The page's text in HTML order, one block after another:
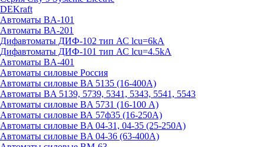
DEKraft
Автоматы BA-101
Автоматы ВА-201
Дифавтоматы ДИФ-102 тип АС lcu=6kA
Дифавтоматы ДИФ-101 тип АС lcu=4.5kA
Автоматы BA-401
Автоматы силовые Россия
Автоматы силовые BA 5135 (16-400А)
Автоматы BA 5139, 5739, 5341, 5343, 5541, 5543
Автоматы силовые BA 5731 (16-100 А)
Автоматы силовые ВА 57ф35 (16-250А)
Автоматы силовые BA 04-31, 04-35 (25-250А)
Автоматы силовые BA 04-36 (63-400А)